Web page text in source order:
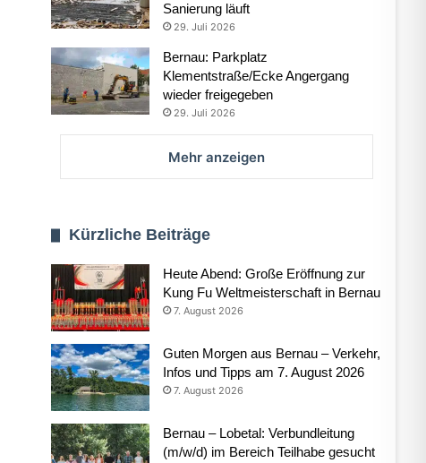
Sanierung läuft
29. Juli 2026
Bernau: Parkplatz
Klementstraße/Ecke Angergang
wieder freigegeben
29. Juli 2026
Mehr anzeigen
Kürzliche Beiträge
Heute Abend: Große Eröffnung zur
Kung Fu Weltmeisterschaft in Bernau
7. August 2026
Guten Morgen aus Bernau – Verkehr,
Infos und Tipps am 7. August 2026
7. August 2026
Bernau – Lobetal: Verbundleitung
(m/w/d) im Bereich Teilhabe gesucht